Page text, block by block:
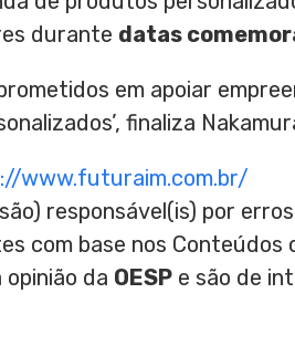
durante datas
em apoiar
finaliza
www.futuraim.com.br/
responsável(is) por
com base nos
da OESP e são de